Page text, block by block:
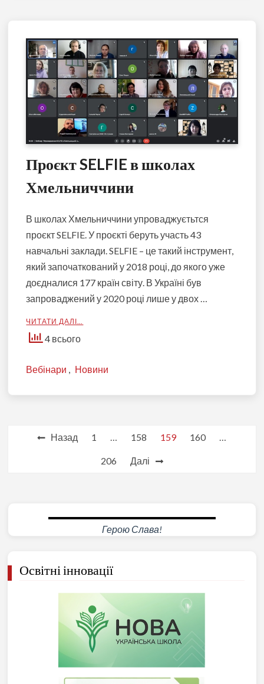
Проєкт SELFIE в школах
Хмельниччини
В школах Хмельниччини упроваджуєтьтся
проєкт SELFIE. У проєкті беруть участь 43
навчальні заклади. SELFIE – це такий інструмент,
який започаткований у 2018 році, до якого уже
доєдналися 177 країн світу. В Україні був
запроваджений у 2020 році лише у двох …
ЧИТАТИ ДАЛІ…
4 всього
Вебінари , Новини
Пагінація
Назад 1 … 158 159 160 …
206 Далі
Анатолій НАЗАРЕНКО
Герою Слава!
Освітні інновації